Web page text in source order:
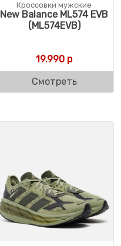
Кроссовки мужские
New Balance ML574 EVB
(ML574EVB)
19.990 р
Смотреть